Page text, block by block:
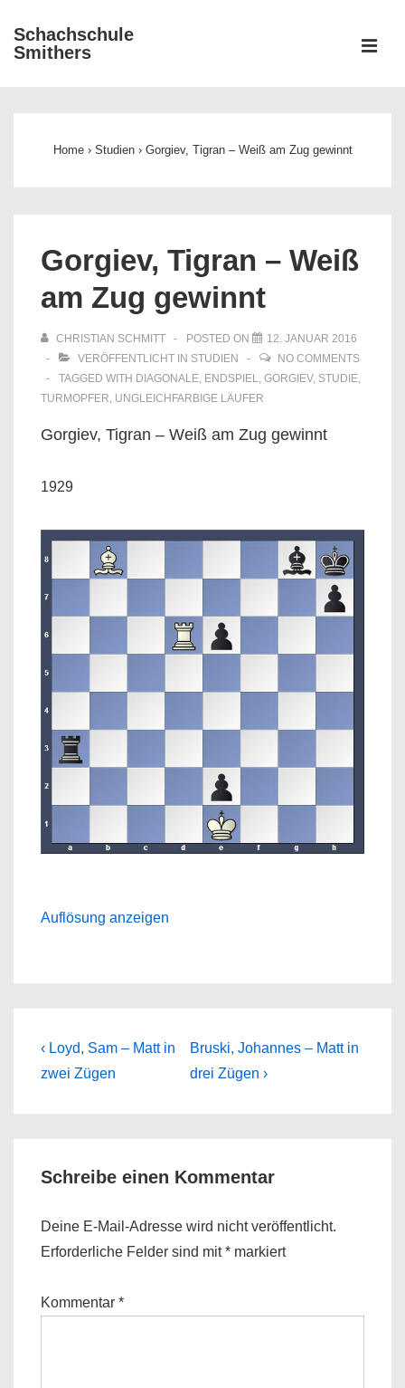
Zum
Inhalt
Schachschule
Smithers
Home › Studien › Gorgiev, Tigran – Weiß am Zug gewinnt
Gorgiev, Tigran – Weiß
am Zug gewinnt
CHRISTIAN SCHMITT POSTED ON
12. JANUAR 2016
VERÖFFENTLICHT IN STUDIEN
NO COMMENTS
TAGGED WITH DIAGONALE, ENDSPIEL, GORGIEV, STUDIE,
TURMOPFER, UNGLEICHFARBIGE LÄUFER
Gorgiev, Tigran – Weiß am Zug gewinnt
1929
Auflösung anzeigen
Beitragsnavigation
Previous
Post
‹ Loyd, Sam – Matt in
zwei Zügen
Next
Post
Bruski, Johannes – Matt in
drei Zügen ›
Schreibe einen Kommentar
Deine E-Mail-Adresse wird nicht veröffentlicht.
Erforderliche Felder sind mit* markiert
Kommentar *